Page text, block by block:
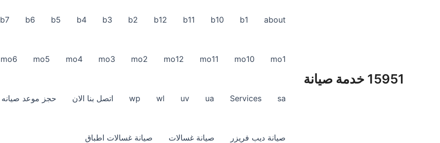
15951 خدمة صيانة
about
b1
b10
b11
b12
b2
b3
b4
b5
b6
b7
mo1
mo10
mo11
mo12
mo2
mo3
mo4
mo5
mo6
sa
Services
ua
uv
wl
wp اتصل بنا الان حجز موعد صيانه
صيانة ديب فريزر صيانة غسالات صيانة غسالات اطباق